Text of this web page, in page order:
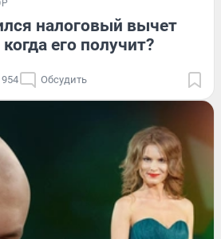
налоговый вычет
его получит?
954 Обсудить